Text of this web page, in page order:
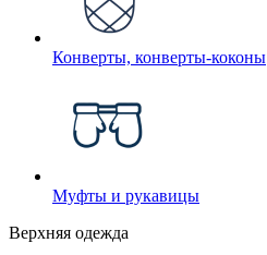
Конверты, конверты-коконы
Муфты и рукавицы
Верхняя одежда